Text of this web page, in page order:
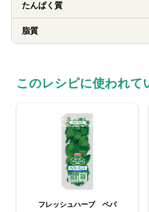
たんぱく質
脂質
このレシピに使われて
フレッシュハーブ ペパ
お徳用みじん切り生にん